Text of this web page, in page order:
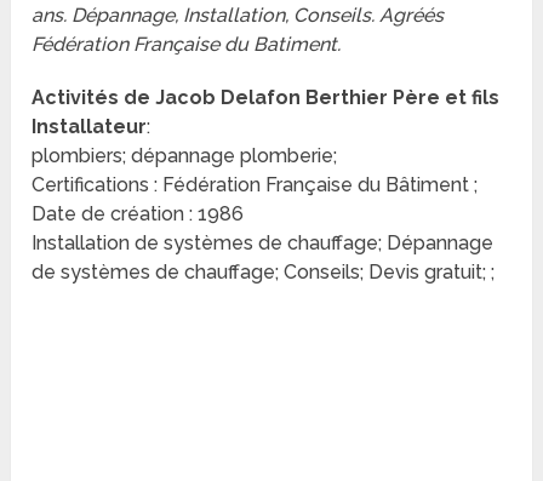
ans. Dépannage, Installation, Conseils. Agréés
Fédération Française du Batiment.
Activités de Jacob Delafon Berthier Père et fils
Installateur:
plombiers; dépannage plomberie;
Certifications : Fédération Française du Bâtiment ;
Date de création : 1986
Installation de systèmes de chauffage; Dépannage
de systèmes de chauffage; Conseils; Devis gratuit; ;